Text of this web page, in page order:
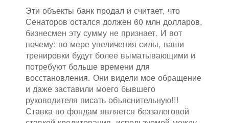
Эти объекты банк продал и считает, что
Сенаторов остался должен 60 млн долларов,
бизнесмен эту сумму не признает. И вот
почему: по мере увеличения силы, ваши
тренировки будут более выматывающими и
потребуют больше времени для
восстановления. Они видели мое обращение
и даже заставили моего бывшего
руководителя писать объяснительную!!!
Ставка по фондам является беззалоговой